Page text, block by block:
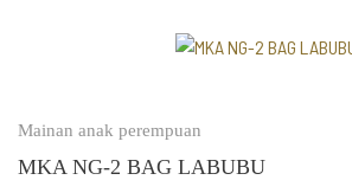
Mainan anak perempuan
MKA NG-2 BAG LABUBU